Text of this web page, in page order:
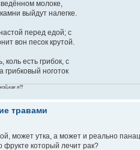
молоке,
выйдут налегке.
перед едой; с
вон песок крутой.
коль есть грибок, с
ноготок
я?!
травами
может утка, а может и реально
который лечит рак?